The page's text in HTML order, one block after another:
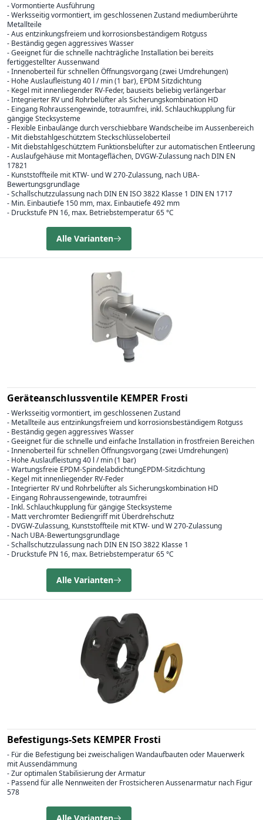
- Vormontierte Ausführung
- Werksseitig vormontiert, im geschlossenen Zustand mediumberührte
Metallteile
- Aus entzinkungsfreiem und korrosionsbeständigem Rotguss
- Beständig gegen aggressives Wasser
- Geeignet für die schnelle nachträgliche Installation bei bereits
fertiggestellter Aussenwand
- Innenoberteil für schnellen Öffnungsvorgang (zwei Umdrehungen)
- Hohe Auslaufleistung 40 l / min (1 bar), EPDM Sitzdichtung
- Kegel mit innenliegender RV-Feder, bauseits beliebig verlängerbar
- Integrierter RV und Rohrbelüfter als Sicherungskombination HD
- Eingang Rohraussengewinde, totraumfrei, inkl. Schlauchkupplung für
gängige Stecksysteme
- Flexible Einbaulänge durch verschiebbare Wandscheibe im Aussenbereich
- Mit diebstahlgeschütztem Steckschlüsseloberteil
- Mit diebstahlgeschütztem Funktionsbelüfter zur automatischen Entleerung
- Auslaufgehäuse mit Montageflächen, DVGW-Zulassung nach DIN EN
17821
- Kunststoffteile mit KTW- und W 270-Zulassung, nach UBA-
Bewertungsgrundlage
- Schallschutzzulassung nach DIN EN ISO 3822 Klasse 1 DIN EN 1717
- Min. Einbautiefe 150 mm, max. Einbautiefe 492 mm
- Druckstufe PN 16, max. Betriebstemperatur 65 °C
Alle Varianten
Geräteanschlussventile KEMPER Frosti
- Werksseitig vormontiert, im geschlossenen Zustand
- Metallteile aus entzinkungsfreiem und korrosionsbeständigem Rotguss
- Beständig gegen aggressives Wasser
- Geeignet für die schnelle und einfache Installation in frostfreien Bereichen
- Innenoberteil für schnellen Öffnungsvorgang (zwei Umdrehungen)
- Hohe Auslaufleistung 40 l / min (1 bar)
- Wartungsfreie EPDM-SpindelabdichtungEPDM-Sitzdichtung
- Kegel mit innenliegender RV-Feder
- Integrierter RV und Rohrbelüfter als Sicherungskombination HD
- Eingang Rohraussengewinde, totraumfrei
- Inkl. Schlauchkupplung für gängige Stecksysteme
- Matt verchromter Bediengriff mit Überdrehschutz
- DVGW-Zulassung, Kunststoffteile mit KTW- und W 270-Zulassung
- Nach UBA-Bewertungsgrundlage
- Schallschutzzulassung nach DIN EN ISO 3822 Klasse 1
- Druckstufe PN 16, max. Betriebstemperatur 65 °C
Alle Varianten
Befestigungs-Sets KEMPER Frosti
- Für die Befestigung bei zweischaligen Wandaufbauten oder Mauerwerk
mit Aussendämmung
- Zur optimalen Stabilisierung der Armatur
- Passend für alle Nennweiten der Frostsicheren Aussenarmatur nach Figur
578